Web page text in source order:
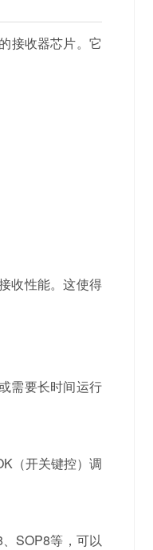
接收器芯片。它
收性能。这使得
需要长时间运行
（开关键控）调
SOP8等，可以